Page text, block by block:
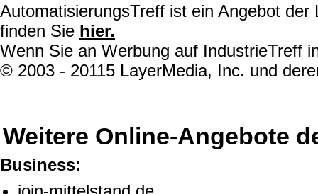
AutomatisierungsTreff ist ein Angebot
finden Sie hier.
Wenn Sie an Werbung auf IndustrieTreff
© 2003 - 20115 LayerMedia, Inc. und
Weitere Online-Angebote
Business: